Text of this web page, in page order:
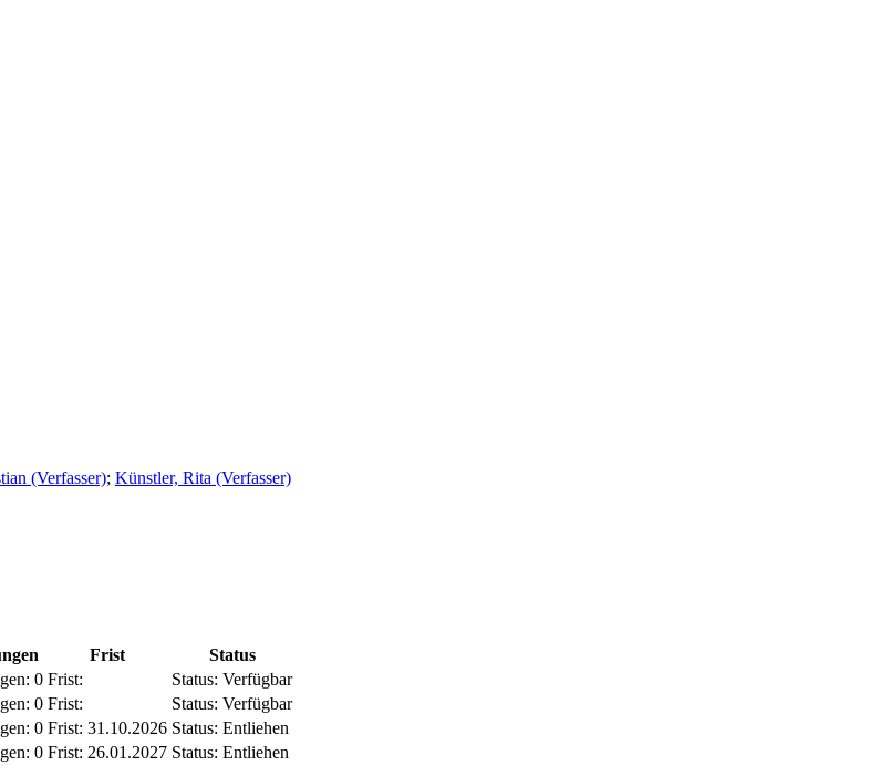
(Verfasser); Künstler, Rita (Verfasser)
Frist
Status
0 Frist: Status: Verfügbar
0 Frist: Status: Verfügbar
0 Frist: 31.10.2026 Status: Entliehen
0 Frist: 26.01.2027 Status: Entliehen